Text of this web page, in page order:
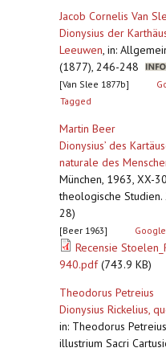
Jacob Cornelis Van
Dionysius der
Leeuwen, in:
(1877), 246-248
[Van Slee 1877b]
Tagged
Martin Beer
Dionysius’ des
naturale des
München, 1963, XX-
theologische Studien.
28)
[Beer 1963]
Recensie
940.pdf(743.9 KB)
Theodorus Petreius
Dionysius Rickelius,
in: Theodorus
illustrium Sacri